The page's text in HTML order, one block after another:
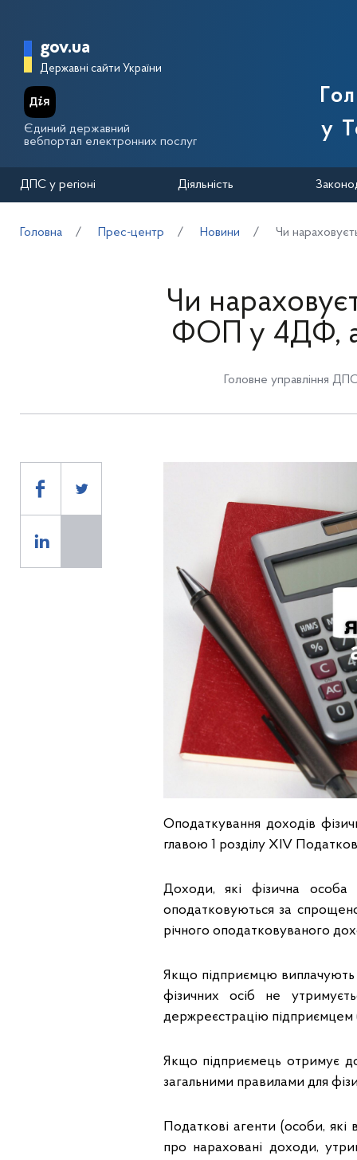
Головна сторінка Державної
gov.ua
Державні сайти України
Єдиний державний
вебпортал електронних послуг
у
ДПС у регіоні Діяльність
Головна Прес-центр Новини Чи
Чи
ФОП у 4ДФ,
Головне управління
Оподаткування доходів
главою 1 розділу XIV
Доходи, які фізична особа
оподатковуються за
річного оподатковуваного
Якщо підприємцю виплачують
фізичних осіб не
держреєстрацію підприємцем
Якщо підприємець отримує
загальними правилами для
Податкові агенти (особи, які
про нараховані доходи,